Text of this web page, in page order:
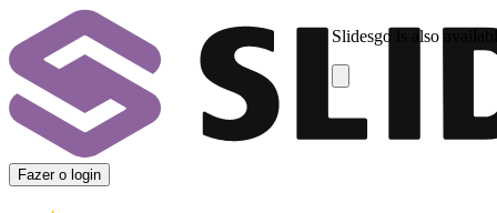
Slidesgo is also
Fazer o login